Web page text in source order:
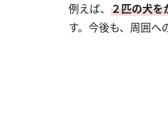
例えば、 ２匹の犬を
す。今後も、周囲へ